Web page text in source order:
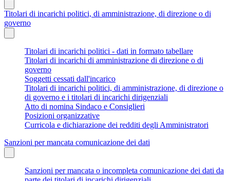
Titolari di incarichi politici, di amministrazione, di direzione o di
governo
Titolari di incarichi politici - dati in formato tabellare
Titolari di incarichi di amministrazione di direzione o di
governo
Soggetti cessati dall'incarico
Titolari di incarichi politici, di amministrazione, di direzione o
di governo e i titolari di incarichi dirigenziali
Atto di nomina Sindaco e Consiglieri
Posizioni organizzative
Curricola e dichiarazione dei redditi degli Amministratori
Sanzioni per mancata comunicazione dei dati
Sanzioni per mancata o incompleta comunicazione dei dati da